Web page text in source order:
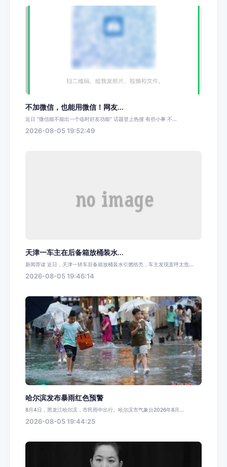
不加微信，也能用微信！网友...
近日 “微信能不能出一个临时好友功能” 话题登上热搜 有些小事 不...
2026-08-05 19:52:49
天津一车主在后备箱放桶装水...
新闻荐读 近日，天津一轿车后备箱放桶装水引燃纸壳，车主发现直呼太危...
2026-08-05 19:46:14
哈尔滨发布暴雨红色预警
8月4日，黑龙江哈尔滨，市民雨中出行。哈尔滨市气象台2026年8月...
2026-08-05 19:44:25